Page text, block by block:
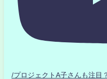
/プロジェクトA子さんも注